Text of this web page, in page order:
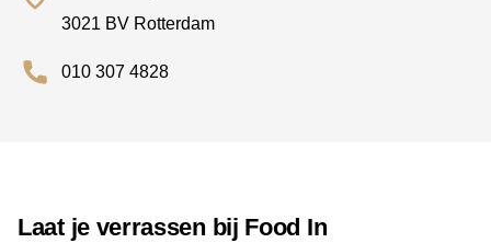
3021 BV Rotterdam
010 307 4828
Laat je verrassen bij Food In